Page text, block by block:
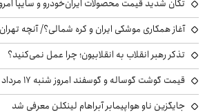
تکان شدید قیمت محصولات ایران‌خودرو و سایپا امروز شنبه ۱۷
آغاز همکاری موشکی ایران و کره شمالی؟/ آنچه
تذکر رهبر انقلاب به انقلابیون؛ چرا عمل نمی‌کنید؟
قیمت گوشت گوساله و گوسفند امروز شنبه ۱۷ مرداد ۱۴۰۵ +جدول
جایگزین ناو هواپیمابر آبراهام لینکلن معرفی شد